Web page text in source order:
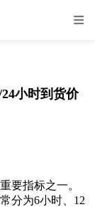
小时到货价
要指标之一。
分为6小时、12